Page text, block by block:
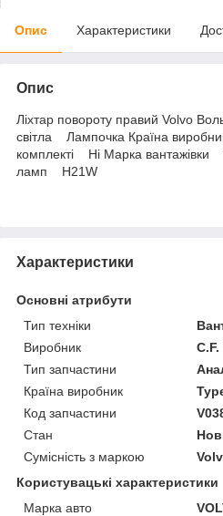
Опис Характеристики
Опис
Ліхтар повороту правий Volvo
світла Лампочка Країна
комплекті Ні Марка
ламп H21W
Характеристики
Основні атрибути
Тип техніки
Виробник
C.F.
Тип запчастини
Країна виробник
Код запчастини
Стан
Сумісність з маркою
Користувацькі характеристики
Марка авто